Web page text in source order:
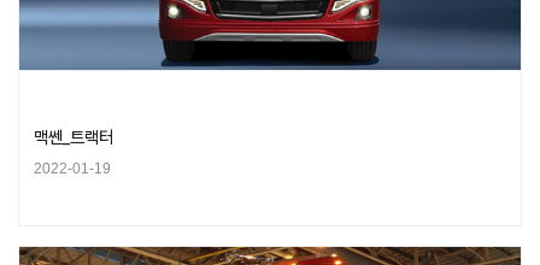
맥쎈_트랙터
2022-01-19